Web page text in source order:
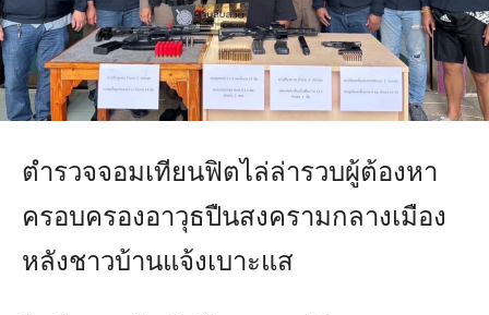
ตำรวจจอมเทียนฟิตไล่ล่ารวบผู้ต้องหา
ครอบครองอาวุธปืนสงครามกลางเมือง
หลังชาวบ้านแจ้งเบาะแส